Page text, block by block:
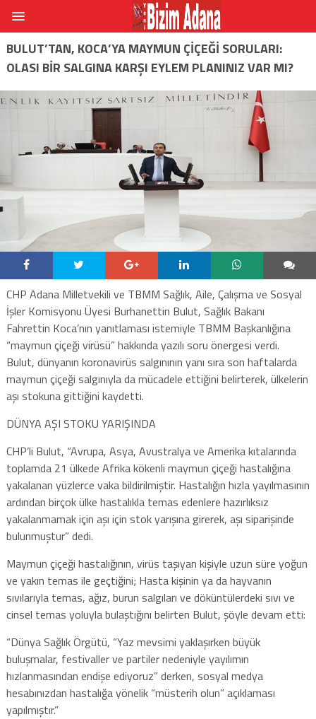
BULUT’TAN, KOCA’YA MAYMUN ÇIÇEĞI SORULARI:
OLASI BIR SALGINA KARŞI EYLEM PLANINIZ VAR MI?
CHP Adana Milletvekili ve TBMM Sağlık, Aile, Çalışma ve Sosyal
İşler Komisyonu Üyesi Burhanettin Bulut, Sağlık Bakanı
Fahrettin Koca’nın yanıtlaması istemiyle TBMM Başkanlığına
“maymun çiçeği virüsü” hakkında yazılı soru önergesi verdi.
Bulut, dünyanın koronavirüs salgınının yanı sıra son haftalarda
maymun çiçeği salgınıyla da mücadele ettiğini belirterek, ülkelerin
aşı stokuna gittiğini kaydetti.
DÜNYA AŞI STOKU YARIŞINDA
CHP’li Bulut, “Avrupa, Asya, Avustralya ve Amerika kıtalarında
toplamda 21 ülkede Afrika kökenli maymun çiçeği hastalığına
yakalanan yüzlerce vaka bildirilmiştir. Hastalığın hızla yayılmasının
ardından birçok ülke hastalıkla temas edenlere hazırlıksız
yakalanmamak için aşı için stok yarışına girerek, aşı siparişinde
bulunmuştur” dedi.
Maymun çiçeği hastalığının, virüs taşıyan kişiyle uzun süre yoğun
ve yakın temas ile geçtiğini; Hasta kişinin ya da hayvanın
sıvılarıyla temas, ağız, burun salgıları ve döküntülerdeki sıvı ve
cinsel temas yoluyla bulaştığını belirten Bulut, şöyle devam etti:
“Dünya Sağlık Örgütü, “Yaz mevsimi yaklaşırken büyük
buluşmalar, festivaller ve partiler nedeniyle yayılımın
hızlanmasından endişe ediyoruz” derken, sosyal medya
hesabınızdan hastalığa yönelik “müsterih olun” açıklaması
yapılmıştır.”